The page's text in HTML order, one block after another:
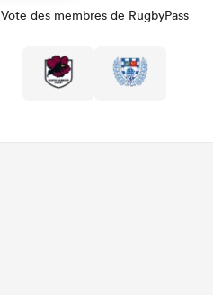
Vote des membres de RugbyPass